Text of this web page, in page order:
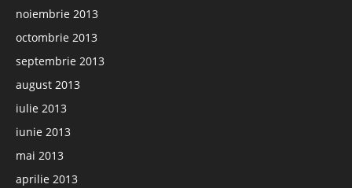
noiembrie 2013
octombrie 2013
septembrie 2013
august 2013
iulie 2013
iunie 2013
mai 2013
aprilie 2013